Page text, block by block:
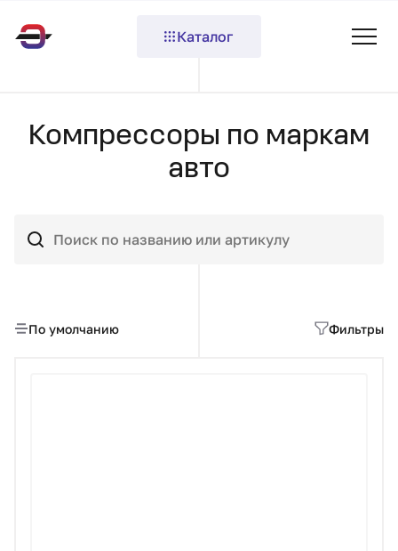
Каталог
Компрессоры по маркам
авто
По умолчанию Фильтры